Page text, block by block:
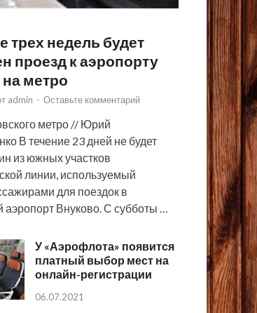
трех недель будет
проезд к аэропорту
метро
admin - Оставьте комментарий
метро // Юрий
В течение 23 дней не будет
из южных участков
линии, используемый
для поездок в
аэропорт Внуково. С субботы …
У «Аэрофлота» появится
платный выбор мест на
онлайн-регистрации
06.07.2021